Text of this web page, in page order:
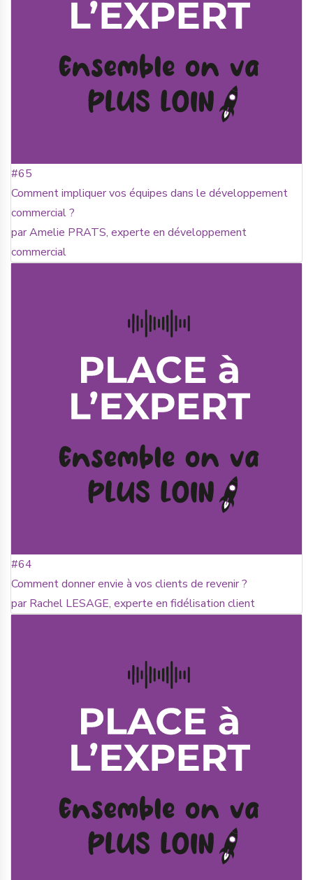
#65
Comment impliquer vos équipes dans le développement
commercial ?
par Amelie PRATS, experte en développement
commercial
#64
Comment donner envie à vos clients de revenir ?
par Rachel LESAGE, experte en fidélisation client